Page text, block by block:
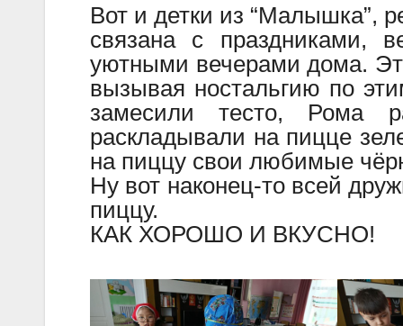
Вот и детки из “Малышка”,
связана с праздниками,
уютными вечерами дома.
вызывая ностальгию по
замесили тесто, Рома
раскладывали на пицце
на пиццу свои любимые
Ну вот наконец-то всей
пиццу.
КАК ХОРОШО И ВКУСНО!